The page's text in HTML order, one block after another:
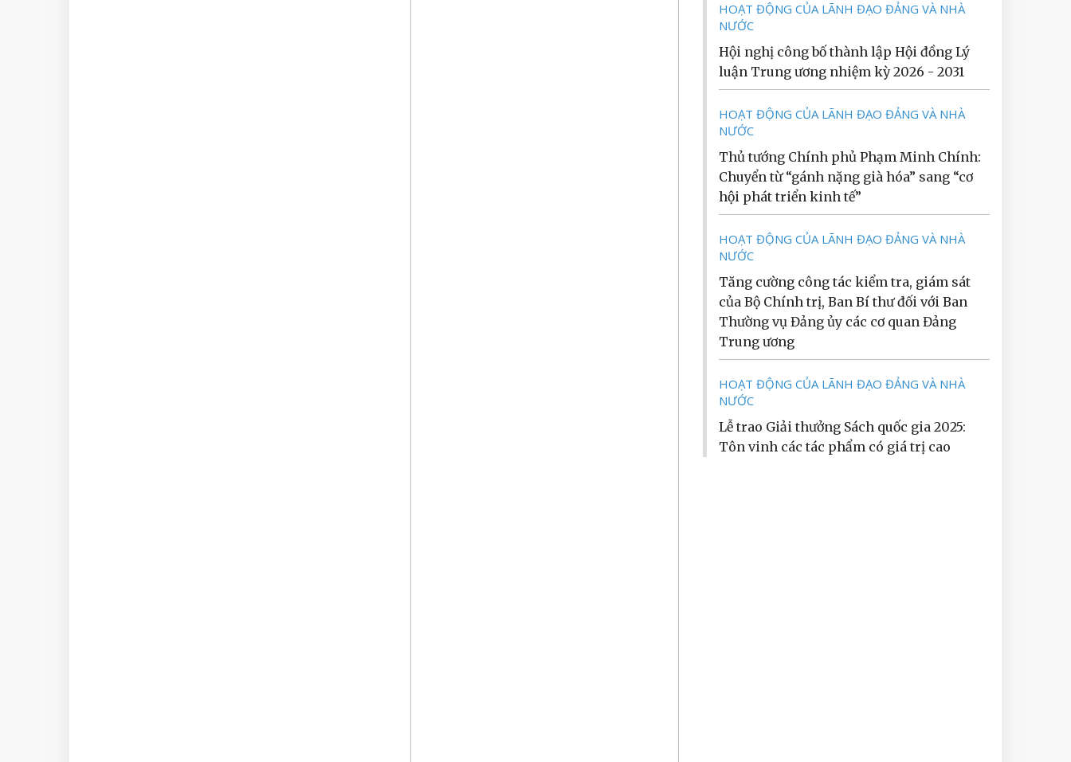
HOẠT ĐỘNG CỦA LÃNH ĐẠO ĐẢNG VÀ NHÀ
NƯỚC
Hội nghị công bố thành lập Hội đồng Lý
luận Trung ương nhiệm kỳ 2026 - 2031
HOẠT ĐỘNG CỦA LÃNH ĐẠO ĐẢNG VÀ NHÀ
NƯỚC
Thủ tướng Chính phủ Phạm Minh Chính:
Chuyển từ “gánh nặng già hóa” sang “cơ
hội phát triển kinh tế”
HOẠT ĐỘNG CỦA LÃNH ĐẠO ĐẢNG VÀ NHÀ
NƯỚC
Tăng cường công tác kiểm tra, giám sát
của Bộ Chính trị, Ban Bí thư đối với Ban
Thường vụ Đảng ủy các cơ quan Đảng
Trung ương
HOẠT ĐỘNG CỦA LÃNH ĐẠO ĐẢNG VÀ NHÀ
NƯỚC
Lễ trao Giải thưởng Sách quốc gia 2025:
Tôn vinh các tác phẩm có giá trị cao